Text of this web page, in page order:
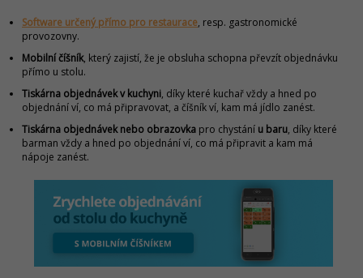
Software určený přímo pro restaurace, resp. gastronomické
provozovny.
Mobilní číšník, který zajistí, že je obsluha schopna převzít objednávku
přímo u stolu.
Tiskárna objednávek v kuchyni, díky které kuchař vždy a hned po
objednání ví, co má připravovat, a číšník ví, kam má jídlo zanést.
Tiskárna objednávek nebo obrazovka pro chystání u baru, díky které
barman vždy a hned po objednání ví, co má připravit a kam má
nápoje zanést.